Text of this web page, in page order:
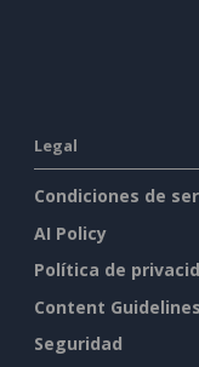
Legal
Condiciones de
AI Policy
Política de
Content Guidelines
Seguridad